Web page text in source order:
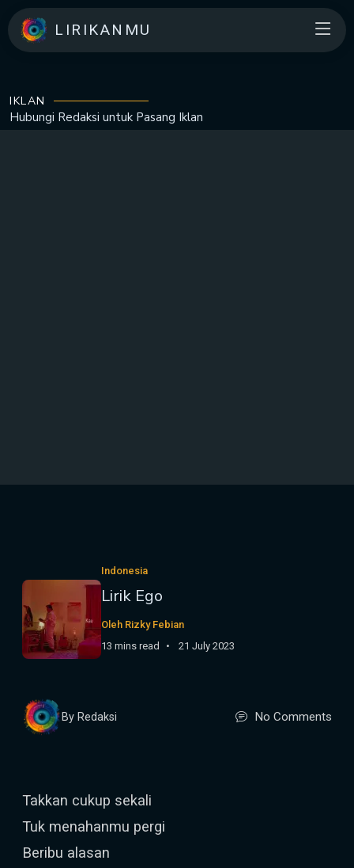
LIRIKANMU
IKLAN
Hubungi Redaksi untuk Pasang Iklan
Indonesia
Lirik Ego
Oleh Rizky Febian
13 mins read
21 July 2023
By Redaksi No Comments
Takkan cukup sekali
Tuk menahanmu pergi
Beribu alasan